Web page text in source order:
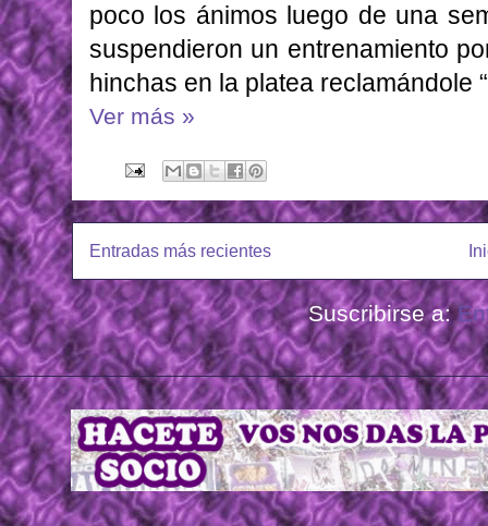
poco los ánimos luego de una
suspendieron un entrenamiento
hinchas en la platea reclamándole
Ver más »
Entradas más recientes
Suscribirse a: